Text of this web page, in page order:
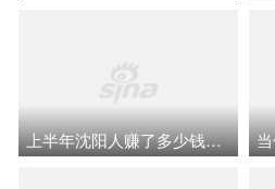
上半年沈阳人赚了多少钱？花在哪儿了？